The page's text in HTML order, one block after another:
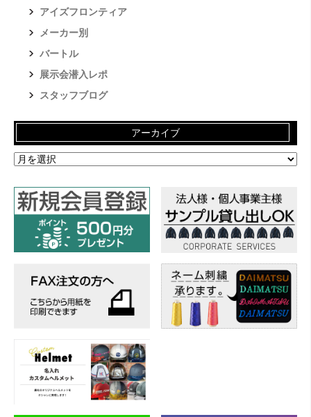
アイズフロンティア
メーカー別
バートル
展示会潜入レポ
スタッフブログ
アーカイブ
ア
ー
イ
ブ